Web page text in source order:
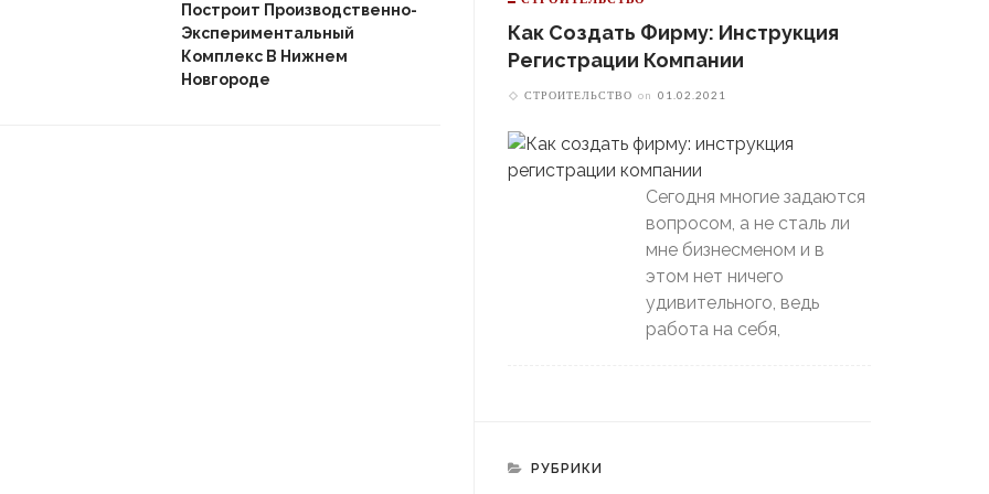
Построит Производственно-
Экспериментальный
Комплекс В Нижнем
Новгороде
Плей-Офф, Даже Не Доиграв
Домашний Матч
Как Создать Фирму: Инструкция
Регистрации Компании
СТРОИТЕЛЬСТВО on 01.02.2021
Сегодня многие задаются
вопросом, а не сталь ли
мне бизнесменом и в
этом нет ничего
удивительного, ведь
работа на себя,
РУБРИКИ